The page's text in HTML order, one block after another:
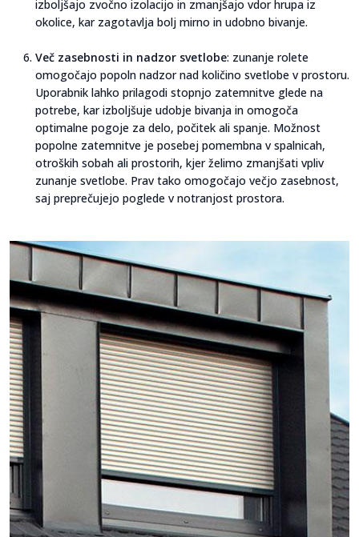
izboljšajo zvočno izolacijo in zmanjšajo vdor hrupa iz
okolice, kar zagotavlja bolj mirno in udobno bivanje.
Več zasebnosti in nadzor svetlobe: zunanje rolete
omogočajo popoln nadzor nad količino svetlobe v prostoru.
Uporabnik lahko prilagodi stopnjo zatemnitve glede na
potrebe, kar izboljšuje udobje bivanja in omogoča
optimalne pogoje za delo, počitek ali spanje. Možnost
popolne zatemnitve je posebej pomembna v spalnicah,
otroških sobah ali prostorih, kjer želimo zmanjšati vpliv
zunanje svetlobe. Prav tako omogočajo večjo zasebnost,
saj preprečujejo poglede v notranjost prostora.